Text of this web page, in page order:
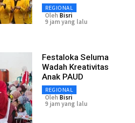
REGIONAL
Oleh Bisri
9 jam yang lalu
Festaloka Seluma
Wadah Kreativitas
Anak PAUD
REGIONAL
Oleh Bisri
9 jam yang lalu